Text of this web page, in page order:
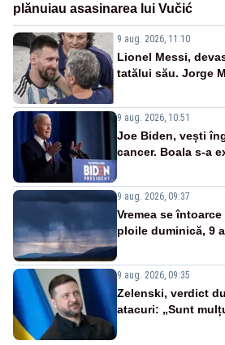
plănuiau asasinarea lui Vučić
9 aug. 2026, 11:10
Lionel Messi,
tatălui său. Jorge
9 aug. 2026, 10:51
Joe Biden, vești
cancer. Boala s-a
9 aug. 2026, 09:37
Vremea se
ploile duminică, 9
9 aug. 2026, 09:35
Zelenski, verdict
atacuri: „Sunt